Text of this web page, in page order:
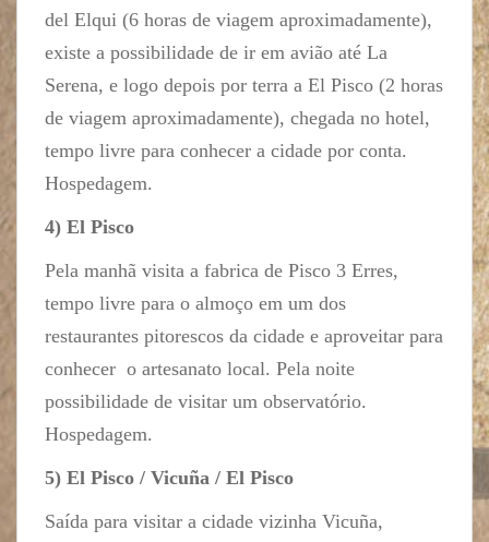
del Elqui (6 horas de viagem aproximadamente),
existe a possibilidade de ir em avião até La
Serena, e logo depois por terra a El Pisco (2 horas
de viagem aproximadamente), chegada no hotel,
tempo livre para conhecer a cidade por conta.
Hospedagem.
4) El Pisco
Pela manhã visita a fabrica de Pisco 3 Erres,
tempo livre para o almoço em um dos
restaurantes pitorescos da cidade e aproveitar para
conhecer o artesanato local. Pela noite
possibilidade de visitar um observatório.
Hospedagem.
5) El Pisco / Vicuña / El Pisco
Saída para visitar a cidade vizinha Vicuña,